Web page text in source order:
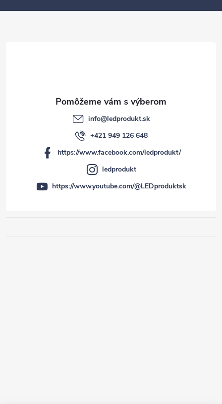
t
info@ledprodukt.sk
+421 949 126 648
https://www.facebook.com/ledprodukt/
ledprodukt
https://www.youtube.com/@LEDproduktsk